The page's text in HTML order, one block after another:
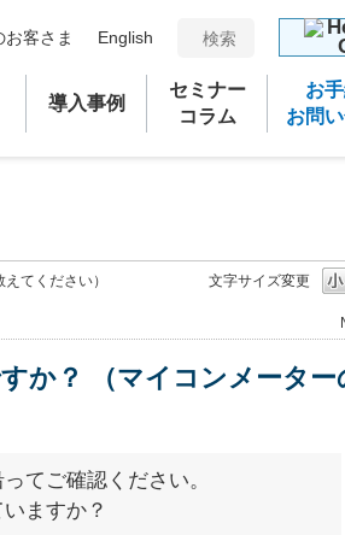
お客さま English
導入事例
セミナー
コラム
お
お問
文字サイズ変更
てください）
か？ （マイコンメーター
てご確認ください。
ますか？